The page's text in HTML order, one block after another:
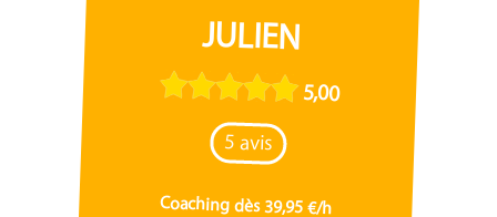
JULIEN
5,00
5 avis
Coaching dès 39,95 €/h